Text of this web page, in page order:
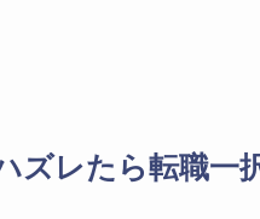
ズレたら転職一